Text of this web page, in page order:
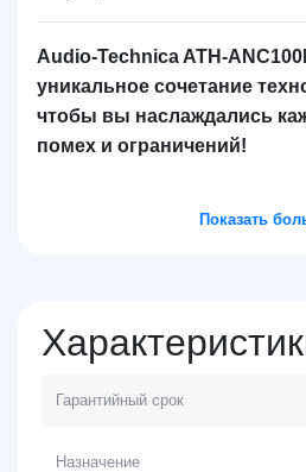
Audio-Technica ATH-
уникальное сочетание
чтобы вы наслаждались
помех и ограничений!
Показать
Гарантийный срок
Назначение